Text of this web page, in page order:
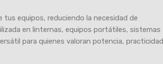
equipos, reduciendo la necesidad de
en linternas, equipos portátiles, sistemas
para quienes valoran potencia, practicidad